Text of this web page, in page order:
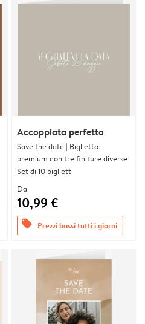
Accoppiata perfetta
Save the date | Biglietto
premium con tre finiture diverse
Set di 10 biglietti
Da
10,99 €
offers Prezzi bassi tutti i giorni